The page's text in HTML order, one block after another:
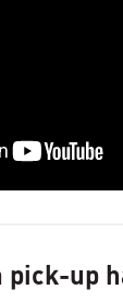
pick-up